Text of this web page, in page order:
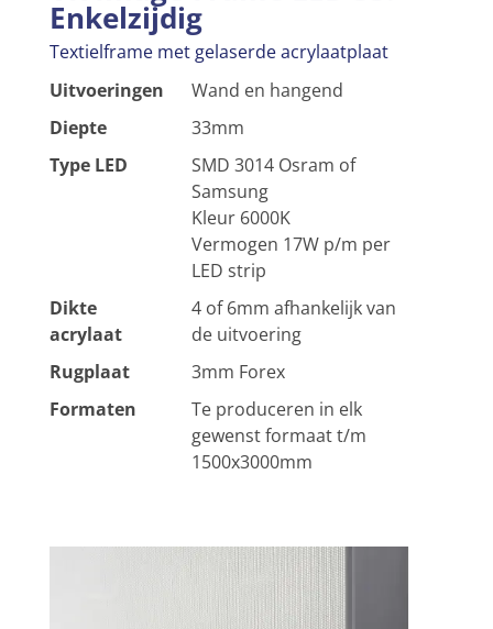
Enkelzijdig
Textielframe met gelaserde acrylaatplaat
Uitvoeringen
Wand en hangend
Diepte
33mm
Type LED
SMD 3014 Osram of
Samsung
Kleur 6000K
Vermogen 17W p/m per
LED strip
Dikte
acrylaat
4 of 6mm afhankelijk van
de uitvoering
Rugplaat
3mm Forex
Formaten
Te produceren in elk
gewenst formaat t/m
1500x3000mm